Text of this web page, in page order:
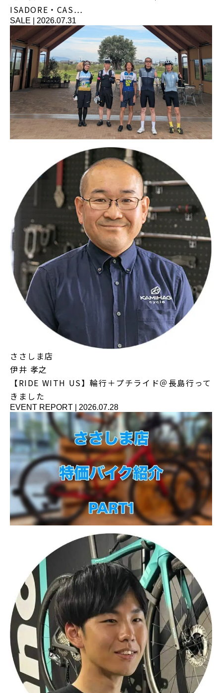
ISADORE・CAS…
SALE 2026.07.31
ささしま店
伊井 孝之
【RIDE WITH US】輪行＋プチライド＠長島行って
きました
EVENT REPORT 2026.07.28